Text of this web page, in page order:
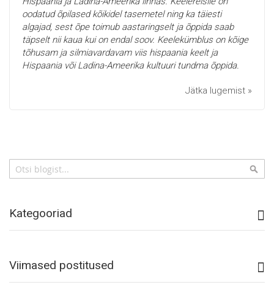
oodatud õpilased kõikidel tasemetel ning ka täiesti
algajad, sest õpe toimub aastaringselt ja õppida saab
täpselt nii kaua kui on endal soov. Keelekümblus on kõige
tõhusam ja silmiavardavam viis hispaania keelt ja
Hispaania või Ladina-Ameerika kultuuri tundma õppida.
Jätka lugemist »
Otsi
Kategooriad
Viimased postitused